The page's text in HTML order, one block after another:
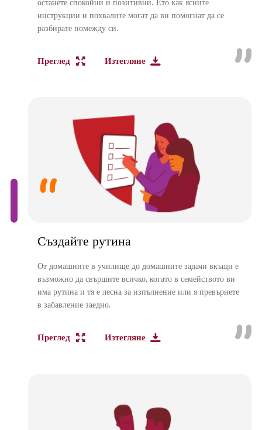
останете спокойни и позитивни. Ето как ясните
инструкции и похвалите могат да ви помогнат да се
разбирате помежду си.
Преглед Изтегляне
Създайте рутина
От домашните в училище до домашните задачи вкъщи е
възможно да свършите всичко, когато в семейството ви
има рутина и тя е лесна за изпълнение или я превърнете
в забавление заедно.
Преглед Изтегляне